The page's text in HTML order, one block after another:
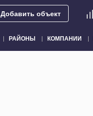
Добавить объект
РАЙОНЫ КОМПАНИИ